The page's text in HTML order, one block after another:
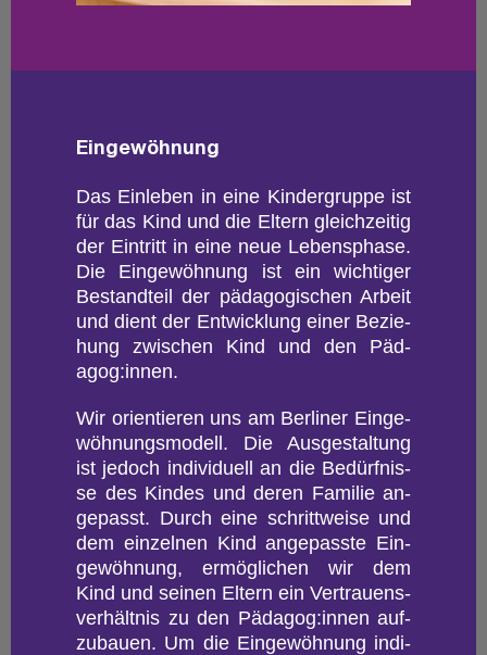
Ein­ge­wöh­nung
Das Ein­le­ben in eine Kin­der­grup­pe ist
für das Kind und die El­tern gleich­zei­tig
der Ein­tritt in eine neue Le­bens­pha­se.
Die Ein­ge­wöh­nung ist ein wich­ti­ger
Be­stand­teil der päd­ago­gi­schen Ar­beit
und dient der Ent­wick­lung einer Be­zie­
hung zwi­schen Kind und den Päd­
agog:innen.
Wir ori­en­tie­ren uns am Ber­li­ner Ein­ge­
wöh­nungs­mo­dell. Die Aus­ge­stal­tung
ist je­doch in­di­vi­du­ell an die Be­dürf­nis­
se des Kin­des und deren Fa­mi­lie an­
ge­passt. Durch eine schritt­wei­se und
dem ein­zel­nen Kind an­ge­pass­te Ein­
ge­wöh­nung, er­mög­li­chen wir dem
Kind und sei­nen El­tern ein Ver­trau­ens­
ver­hält­nis zu den Päd­agog:innen auf­
zu­bau­en. Um die Ein­ge­wöh­nung in­di­